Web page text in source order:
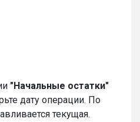
"Начальные остатки"
дату операции. По
текущая.